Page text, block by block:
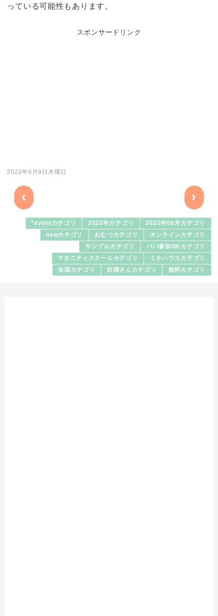
っている可能性もあります。
スポンサードリンク
2022年6月9日木曜日
‹ ›
*eventカテゴリ 2022年カテゴリ 2022年06月カテゴリ
newカテゴリ おむつカテゴリ オンラインカテゴリ
サンプルカテゴリ パパ参加OKカテゴリ
マタニティスクールカテゴリ ミキハウスカテゴリ
全国カテゴリ 妊婦さんカテゴリ 無料カテゴリ